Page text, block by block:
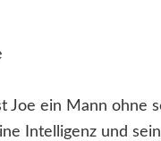
Joe ein Mann ohne
Intelligenz und